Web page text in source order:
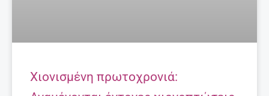
Χιονισμένη πρωτοχρονιά: